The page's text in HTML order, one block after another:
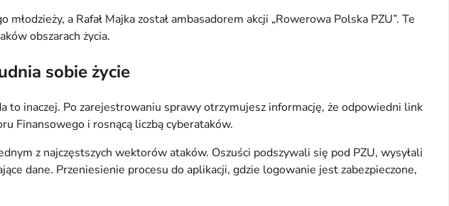
a Rafał Majka został ambasadorem akcji „Rowerowa Polska PZU”. Te
obszarach życia.
sobie życie
to inaczej. Po zarejestrowaniu sprawy otrzymujesz informację, że odpowiedni link
Finansowego i rosnącą liczbą cyberataków.
z najczęstszych wektorów ataków. Oszuści podszywali się pod PZU, wysyłali
dane. Przeniesienie procesu do aplikacji, gdzie logowanie jest zabezpieczone,